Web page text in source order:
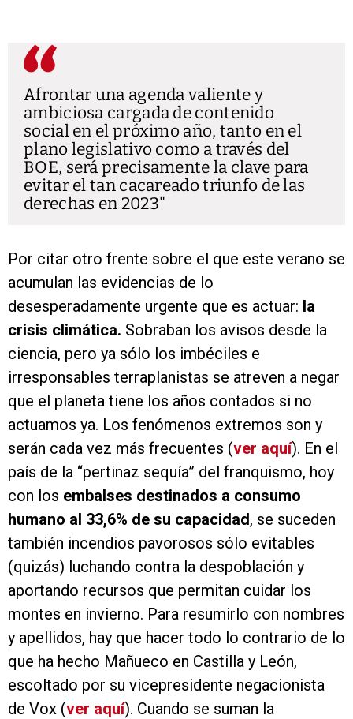
Afrontar una agenda valiente y
ambiciosa cargada de contenido
social en el próximo año, tanto en el
plano legislativo como a través del
BOE, será precisamente la clave para
evitar el tan cacareado triunfo de las
derechas en 2023
Por citar otro frente sobre el que este verano se
acumulan las evidencias de lo
desesperadamente urgente que es actuar: la
crisis climática. Sobraban los avisos desde la
ciencia, pero ya sólo los imbéciles e
irresponsables terraplanistas se atreven a negar
que el planeta tiene los años contados si no
actuamos ya. Los fenómenos extremos son y
serán cada vez más frecuentes (ver aquí). En el
país de la “pertinaz sequía” del franquismo, hoy
con los embalses destinados a consumo
humano al 33,6% de su capacidad, se suceden
también incendios pavorosos sólo evitables
(quizás) luchando contra la despoblación y
aportando recursos que permitan cuidar los
montes en invierno. Para resumirlo con nombres
y apellidos, hay que hacer todo lo contrario de lo
que ha hecho Mañueco en Castilla y León,
escoltado por su vicepresidente negacionista
de Vox (ver aquí). Cuando se suman la